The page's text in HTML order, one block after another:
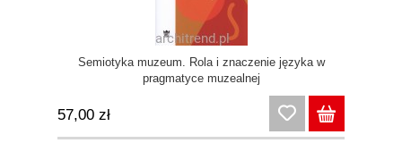
Semiotyka muzeum. Rola i znaczenie języka w
pragmatyce muzealnej
57,00 zł